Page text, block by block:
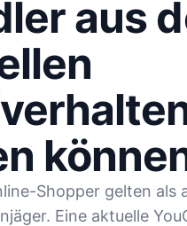
aus
Shopper gelten als
Eine aktuelle